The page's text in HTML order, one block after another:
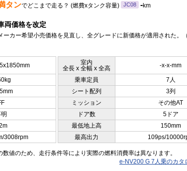
タンでどこまで走る？ (燃費xタンク容量) JC08 -km
両価格を改定
ーカー希望小売価格を見直し、全グレードに新価格が適用された。
室内
全長 x 全幅 x 全高
-x-x-mm
乗車定員
7人
シート配列
3列
ミッション
その他AT
ドア数
5ドア
最低地上高
150mm
3008rpm 最高出力 109ps/
値のため、走行条件等により実際の燃料消費率は異なります。
e-NV200 G 7人乗のカタ